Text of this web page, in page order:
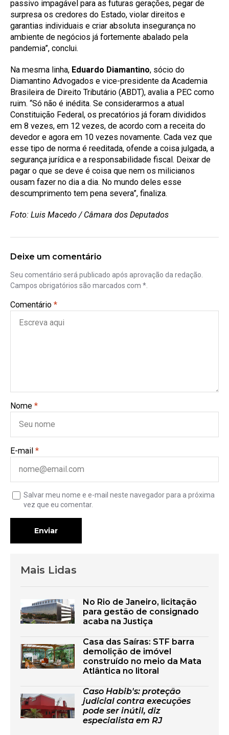
passivo impagável para as futuras gerações, pegar de
surpresa os credores do Estado, violar direitos e
garantias individuais e criar absoluta insegurança no
ambiente de negócios já fortemente abalado pela
pandemia”, conclui.
Na mesma linha, Eduardo Diamantino, sócio do
Diamantino Advogados e vice-presidente da Academia
Brasileira de Direito Tributário (ABDT), avalia a PEC como
ruim. “Só não é inédita. Se considerarmos a atual
Constituição Federal, os precatórios já foram divididos
em 8 vezes, em 12 vezes, de acordo com a receita do
devedor e agora em 10 vezes novamente. Cada vez que
esse tipo de norma é reeditada, ofende a coisa julgada, a
segurança jurídica e a responsabilidade fiscal. Deixar de
pagar o que se deve é coisa que nem os milicianos
ousam fazer no dia a dia. No mundo deles esse
descumprimento tem pena severa”, finaliza.
Foto: Luis Macedo / Câmara dos Deputados
Deixe um comentário
Seu comentário será publicado após aprovação da redação.
Campos obrigatórios são marcados com *.
Comentário *
Nome *
E-mail *
Salvar meu nome e e-mail neste navegador para a próxima
vez que eu comentar.
Enviar
Mais Lidas
No Rio de Janeiro, licitação
para gestão de consignado
acaba na Justiça
Casa das Saíras: STF barra
demolição de imóvel
construído no meio da Mata
Atlântica no litoral
Caso Habib's: proteção
judicial contra execuções
pode ser inútil, diz
especialista em RJ